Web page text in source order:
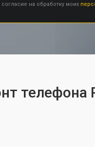
на обработку моих
телефона